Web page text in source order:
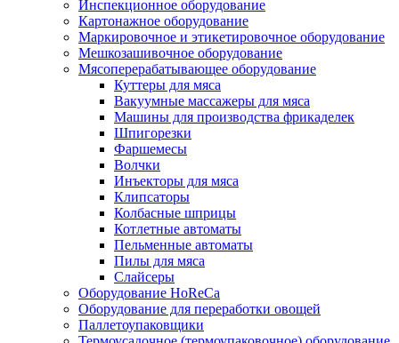
Инспекционное оборудование
Картонажное оборудование
Маркировочное и этикетировочное оборудование
Мешкозашивочное оборудование
Мясоперерабатывающее оборудование
Куттеры для мяса
Вакуумные массажеры для мяса
Машины для производства фрикаделек
Шпигорезки
Фаршемесы
Волчки
Инъекторы для мяса
Клипсаторы
Колбасные шприцы
Котлетные автоматы
Пельменные автоматы
Пилы для мяса
Слайсеры
Оборудование HoReCa
Оборудование для переработки овощей
Паллетоупаковщики